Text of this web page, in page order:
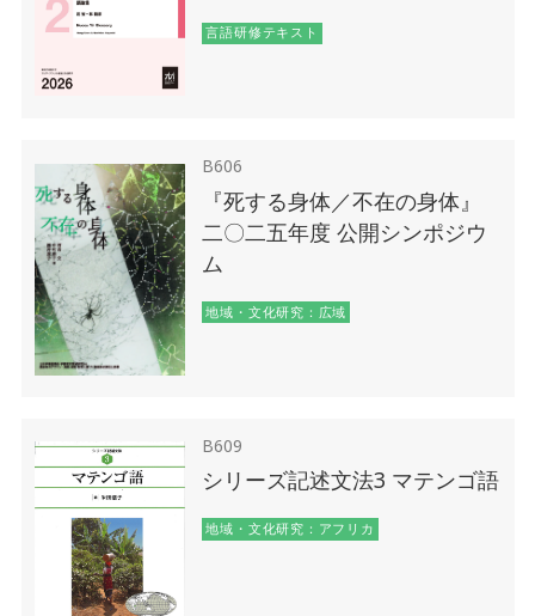
言語研修テキスト
B606
『死する身体／不在の身体』
二〇二五年度 公開シンポジウ
ム
地域・文化研究：広域
B609
シリーズ記述文法3 マテンゴ語
地域・文化研究：アフリカ